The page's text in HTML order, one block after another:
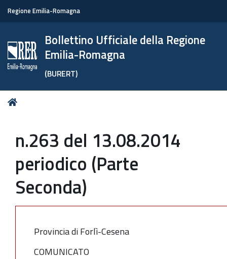
Regione Emilia-Romagna
Bollettino Ufficiale della Regione
Emilia-Romagna
(BURERT)
Tu
n.263 del 13.08.2014
periodico (Parte
Seconda)
Provincia di Forlì-Cesena
COMUNICATO